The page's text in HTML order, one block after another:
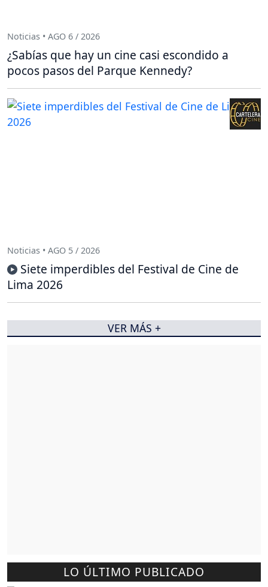
LO ÚLTIMO PUBLICADO
Noticias • AGO 6 / 2026
¿Sabías que hay un cine casi escondido a
pocos pasos del Parque Kennedy?
Noticias • AGO 5 / 2026
Siete imperdibles del Festival de Cine de
Lima 2026
VER MÁS +